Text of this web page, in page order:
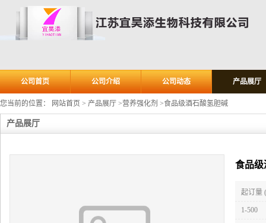
公司首页 公司介绍 公司动态 产品展厅
您当前的位置： 网站首页 > 产品展厅 >营养强化剂 >食品级酒石酸氢胆碱
产品展厅
食品级
起订量
1-500